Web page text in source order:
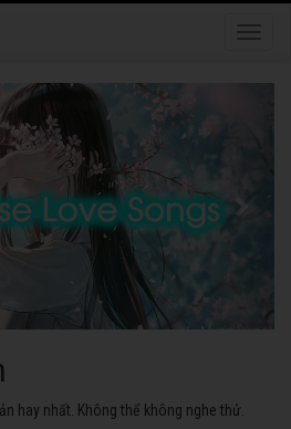
hay nhất. Không thể không nghe thử.